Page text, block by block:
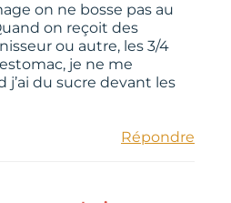
on ne bosse pas au
on reçoit des
ou autre, les 3/4
je ne me
du sucre devant les
Répondre